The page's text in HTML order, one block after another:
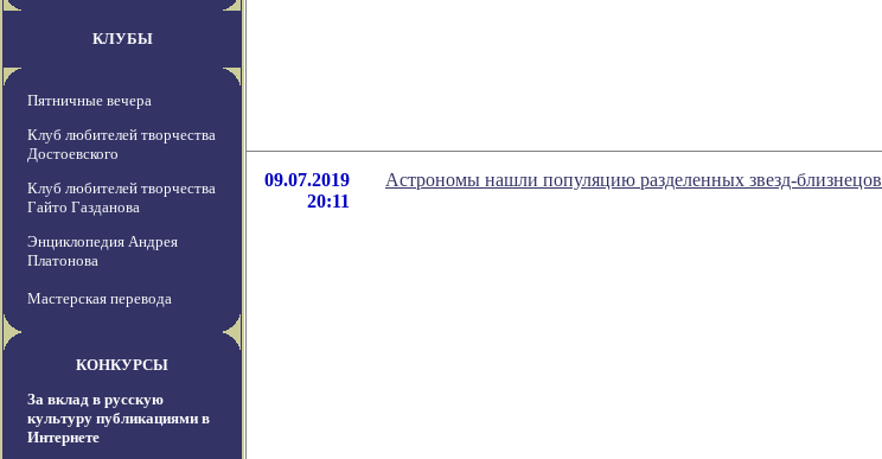
КЛУБЫ
Пятничные вечера
Клуб любителей творчества
Достоевского
Клуб любителей творчества
Гайто Газданова
Энциклопедия Андрея
Платонова
Мастерская перевода
КОНКУРСЫ
За вклад в русскую
культуру публикациями в
Интернете
09.07.2019
20:11
Астрономы нашли популяцию разделенных звезд-близнецов